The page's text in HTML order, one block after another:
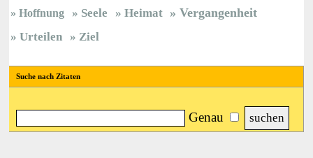
Hoffnung Seele Heimat Vergangenheit
Urteilen Ziel
Suche nach Zitaten
Genau